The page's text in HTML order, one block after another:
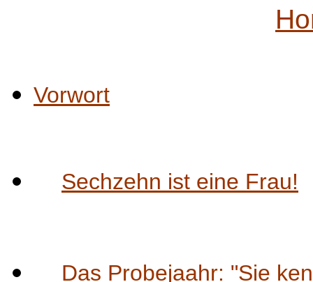
Vorwort
Sechzehn ist eine Frau!
Das Probejaahr: "Sie